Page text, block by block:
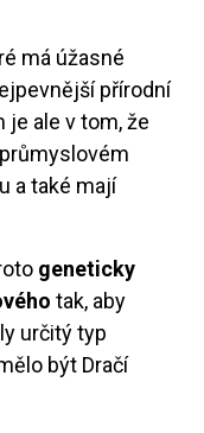
má úžasné
přírodní
je ale v tom, že
a také mají
geneticky
tak, aby
určitý typ
být Dračí